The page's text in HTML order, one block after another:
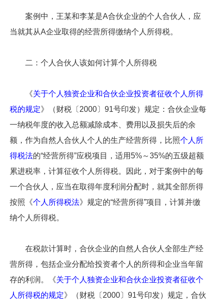
案例中，王某和李某是A合伙企业的个人合伙人，应
当就其从A企业取得的经营所得缴纳个人所得税。
二：个人合伙人该如何计算个人所得税
《关于个人独资企业和合伙企业投资者征收个人所得
税的规定》（财税〔2000〕91号印发）规定：合伙企业每
一纳税年度的收入总额减除成本、费用以及损失后的余
额，作为自然人合伙人个人的生产经营所得，比照个人所
得税法的“经营所得”应税项目，适用5%～35%的五级超额
累进税率，计算征收个人所得税。因此，对于案例中的每
一个合伙人，应当在取得年度利润分配时，就其全部所得
按照《个人所得税法》规定的“经营所得”项目，计算并缴
纳个人所得税。
在税款计算时，合伙企业的自然人合伙人全部生产经
营所得，包括企业分配给投资者个人的所得和企业当年留
存的利润。《关于个人独资企业和合伙企业投资者征收个
人所得税的规定》（财税〔2000〕91号印发）规定，合伙